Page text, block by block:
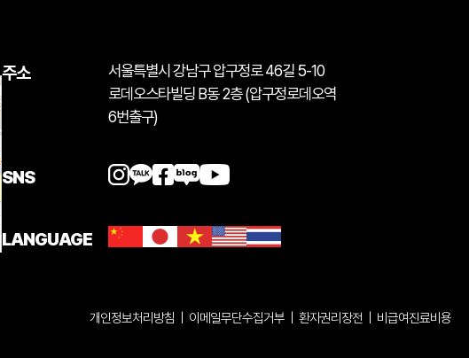
주소
서울특별시 강남구 압구정로 46길 5-10
로데오스타빌딩 B동 2층 (압구정로데오역
6번출구)
SNS
LANGUAGE
개인정보처리방침 이메일무단수집거부 환자권리장전 비급여진료비용